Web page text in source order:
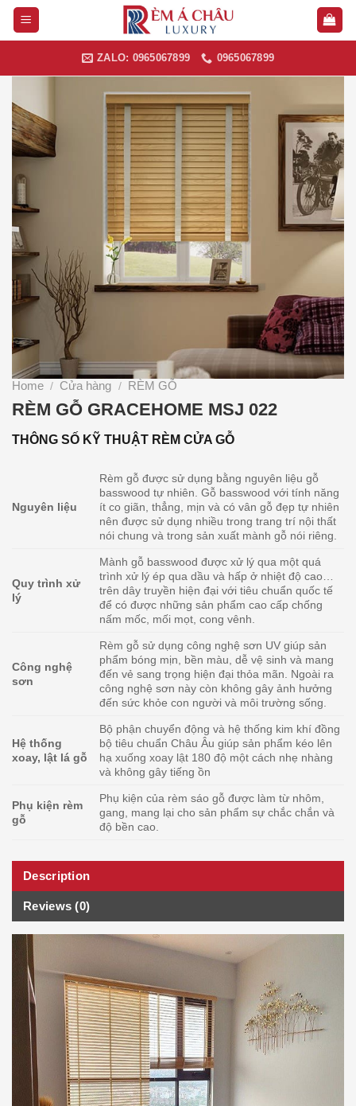
Skip
ZALO: 0965067899 0965067899
Home / Cửa hàng / RÈM GỖ
RÈM GỖ GRACEHOME MSJ 022
THÔNG SỐ KỸ THUẬT RÈM CỬA GỖ
Nguyên liệu
Rèm gỗ được sử dụng bằng nguyên liệu gỗ
basswood tự nhiên. Gỗ basswood với tính năng
ít co giãn, thẳng, mịn và có vân gỗ đẹp tự nhiên
nên được sử dụng nhiều trong trang trí nội thất
nói chung và trong sản xuất mành gỗ nói riêng.
Quy trình xử
lý
Mành gỗ basswood được xử lý qua một quá
trình xử lý ép qua dầu và hấp ở nhiệt độ cao…
trên dây truyền hiện đại với tiêu chuẩn quốc tế
để có được những sản phẩm cao cấp chống
nấm mốc, mối mọt, cong vênh.
Công nghệ
sơn
Rèm gỗ sử dụng công nghệ sơn UV giúp sản
phẩm bóng mịn, bền màu, dễ vệ sinh và mang
đến vẻ sang trọng hiện đại thỏa mãn. Ngoài ra
công nghệ sơn này còn không gây ảnh hưởng
đến sức khỏe con người và môi trường sống.
Hệ thống
xoay, lật lá gỗ
Bộ phận chuyển động và hệ thống kim khí đồng
bộ tiêu chuẩn Châu Âu giúp sản phẩm kéo lên
hạ xuống xoay lật 180 độ một cách nhẹ nhàng
và không gây tiếng ồn
Phụ kiện rèm
gỗ
Phụ kiện của rèm sáo gỗ được làm từ nhôm,
gang, mang lại cho sản phẩm sự chắc chắn và
độ bền cao.
Description
Reviews (0)